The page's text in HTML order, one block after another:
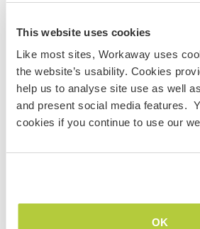
This website uses cookies
Like most sites, Workaway uses
the website’s usability. Cookies
help us to analyse site use as well
and present social media features.
cookies if you continue to use our
OK
airport by subway and has
main attractions of Kyushu.
on your off-days and enjoy
volcano, Beppu onsen city,
social and environmental
Japan
If you are planning to visit the
or study you will need the correct
information you need to contact
home country before